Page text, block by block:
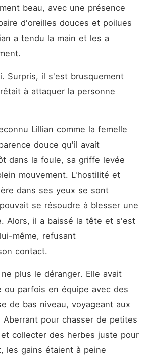
beau, avec une présence
d'oreilles douces et poilues
a tendu la main et les a
Surpris, il s'est brusquement
à attaquer la personne
Lillian comme la femelle
douce qu'il avait
dans la foule, sa griffe levée
mouvement. L'hostilité et
dans ses yeux se sont
se résoudre à blesser une
Alors, il a baissé la tête et s'est
même, refusant
contact.
plus le déranger. Elle avait
ou parfois en équipe avec des
de bas niveau, voyageant aux
Aberrant pour chasser de petites
collecter des herbes juste pour
les gains étaient à peine